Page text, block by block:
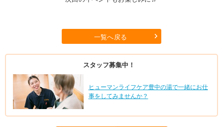
一覧へ戻る
スタッフ募集中！
ヒューマンライフケア豊中の湯で一緒にお仕
事をしてみませんか？